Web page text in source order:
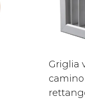
Griglia